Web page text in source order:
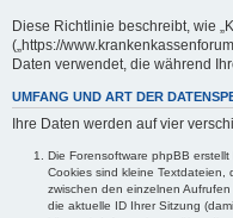
Diese Richtlinie beschreibt, wie
(„https://
Daten verwendet, die während
UMFANG UND ART DER
Ihre Daten werden auf vier
Die Forensoftware phpBB
Cookies sind kleine Textdateien,
zwischen den einzelnen
die aktuelle ID Ihrer Sitzung